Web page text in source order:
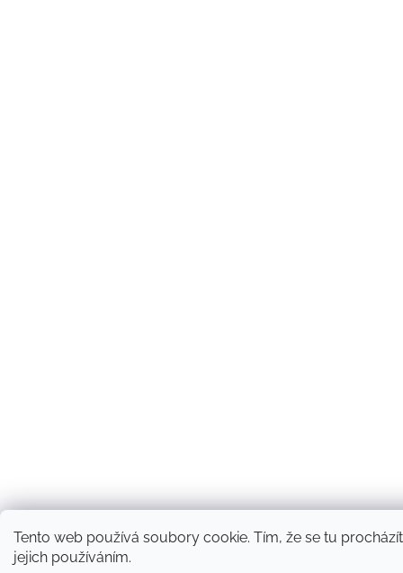
Tento web používá soubory cookie. Tím, že se tu
jejich používáním.